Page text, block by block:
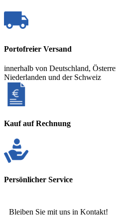
Portofreier Versand
innerhalb von Deutschland,
Niederlanden und der Schweiz
Kauf auf Rechnung
Persönlicher Service
Bleiben Sie mit uns in Kontakt!